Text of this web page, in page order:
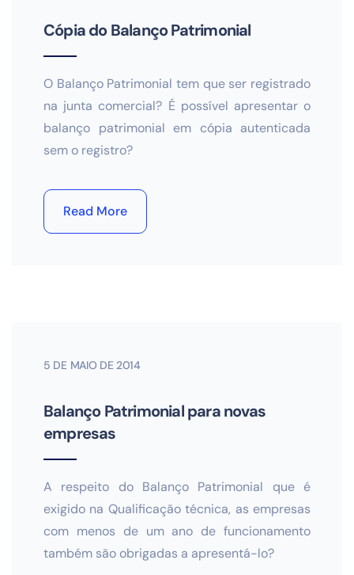
Cópia do Balanço Patrimonial
O Balanço Patrimonial tem que ser registrado
na junta comercial? É possível apresentar o
balanço patrimonial em cópia autenticada
sem o registro?
Read More
5 DE MAIO DE 2014
Balanço Patrimonial para novas
empresas
A respeito do Balanço Patrimonial que é
exigido na Qualificação técnica, as empresas
com menos de um ano de funcionamento
também são obrigadas a apresentá-lo?